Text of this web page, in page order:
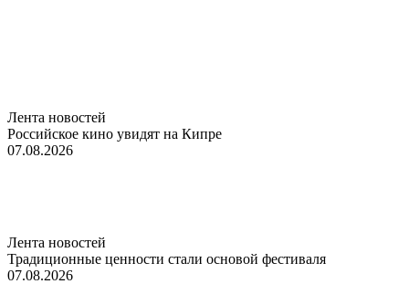
Лента новостей
Российское кино увидят на Кипре
07.08.2026
Лента новостей
Традиционные ценности стали основой фестиваля
07.08.2026